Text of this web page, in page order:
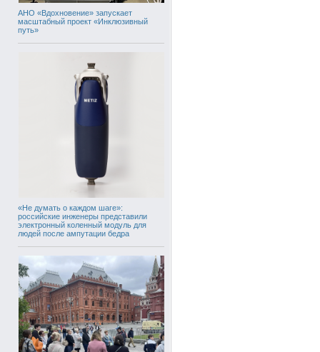
АНО «Вдохновение» запускает
масштабный проект «Инклюзивный
путь»
«Не думать о каждом шаге»:
российские инженеры представили
электронный коленный модуль для
людей после ампутации бедра